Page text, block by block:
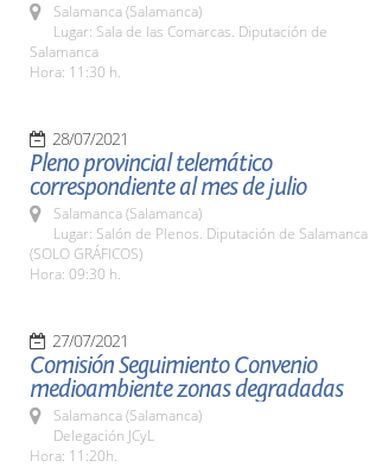
Salamanca (Salamanca)
Lugar: Sala de las Comarcas. Diputación de
Salamanca
Hora: 11:30 h.
28/07/2021
Pleno provincial telemático
correspondiente al mes de julio
Salamanca (Salamanca)
Lugar: Salón de Plenos. Diputación de Salamanca
(SOLO GRÁFICOS)
Hora: 09:30 h.
27/07/2021
Comisión Seguimiento Convenio
medioambiente zonas degradadas
Salamanca (Salamanca)
Delegación JCyL
Hora: 11:20h.